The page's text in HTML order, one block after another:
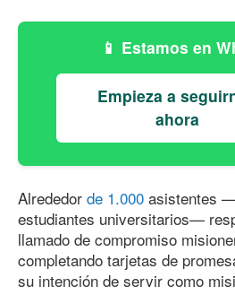
Estamos en
Empieza a
ahora
Alrededor de 1.000 asistentes
estudiantes universitarios—
llamado de compromiso
completando tarjetas de
su intención de servir como